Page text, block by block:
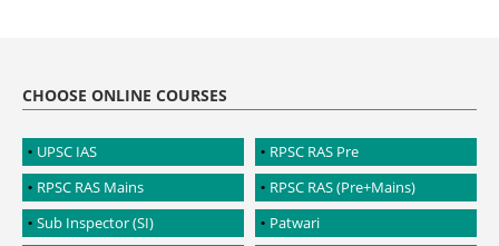
CHOOSE ONLINE COURSES
UPSC IAS
RPSC RAS Pre
RPSC RAS Mains
RPSC RAS (Pre+Mains)
Sub Inspector (SI)
Patwari